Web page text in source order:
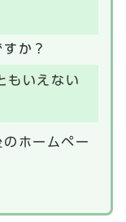
か？
もいえない
ホームペー